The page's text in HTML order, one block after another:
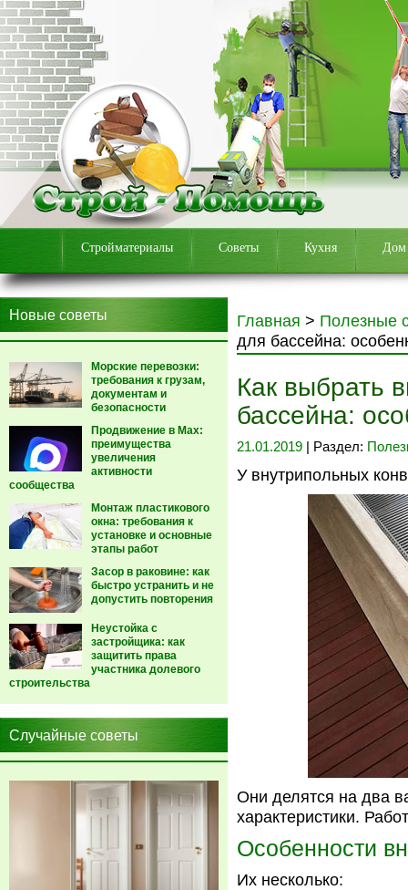
Стройматериалы Советы Кухня Дом
Новые советы
Морские перевозки:
требования к грузам,
документам и
безопасности
Продвижение в Max:
преимущества
увеличения
активности
сообщества
Монтаж пластикового
окна: требования к
установке и основные
этапы работ
Засор в раковине: как
быстро устранить и не
допустить повторения
Неустойка с
застройщика: как
защитить права
участника долевого
строительства
Случайные советы
Главная > Полезные
для бассейна:
Как выбрать
бассейна:
21.01.2019 | Раздел:
У внутрипольных
Они делятся на два
характеристики.
Особенности
Их несколько: